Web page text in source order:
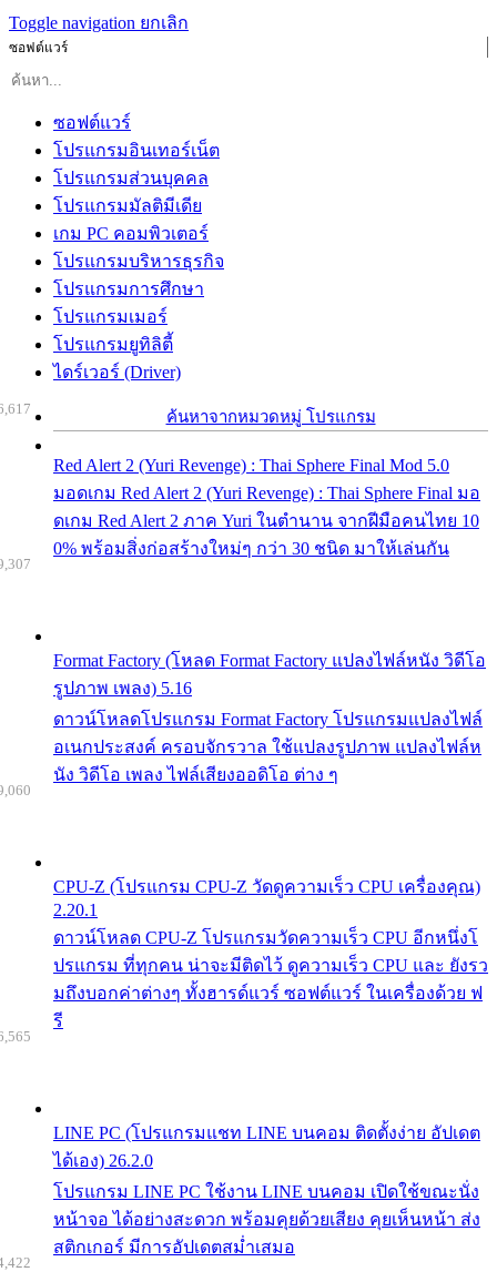
Toggle navigation ยกเลิก
ซอฟต์แวร์
ซอฟต์แวร์
โปรแกรมอินเทอร์เน็ต
โปรแกรมส่วนบุคคล
โปรแกรมมัลติมีเดีย
เกม PC คอมพิวเตอร์
โปรแกรมบริหารธุรกิจ
โปรแกรมการศึกษา
โปรแกรมเมอร์
โปรแกรมยูทิลิตี้
ไดร์เวอร์ (Driver)
ค้นหาจากหมวดหมู่ โปรแกรม
Red Alert 2 (Yuri Revenge) : Thai Sphere Final Mod 5.0
มอดเกม Red Alert 2 (Yuri Revenge) : Thai Sphere Final มอ
ดเกม Red Alert 2 ภาค Yuri ในตำนาน จากฝีมือคนไทย 10
0% พร้อมสิ่งก่อสร้างใหม่ๆ กว่า 30 ชนิด มาให้เล่นกัน
Format Factory (โหลด Format Factory แปลงไฟล์หนัง วิดีโอ
รูปภาพ เพลง) 5.16
ดาวน์โหลดโปรแกรม Format Factory โปรแกรมแปลงไฟล์
อเนกประสงค์ ครอบจักรวาล ใช้แปลงรูปภาพ แปลงไฟล์ห
นัง วิดีโอ เพลง ไฟล์เสียงออดิโอ ต่าง ๆ
CPU-Z (โปรแกรม CPU-Z วัดดูความเร็ว CPU เครื่องคุณ)
2.20.1
ดาวน์โหลด CPU-Z โปรแกรมวัดความเร็ว CPU อีกหนึ่งโ
ปรแกรม ที่ทุกคน น่าจะมีติดไว้ ดูความเร็ว CPU และ ยังรว
มถึงบอกค่าต่างๆ ทั้งฮารด์แวร์ ซอฟต์แวร์ ในเครื่องด้วย ฟ
รี
LINE PC (โปรแกรมแชท LINE บนคอม ติดตั้งง่าย อัปเดต
ได้เอง) 26.2.0
โปรแกรม LINE PC ใช้งาน LINE บนคอม เปิดใช้ขณะนั่ง
หน้าจอ ได้อย่างสะดวก พร้อมคุยด้วยเสียง คุยเห็นหน้า ส่ง
สติกเกอร์ มีการอัปเดตสม่ำเสมอ